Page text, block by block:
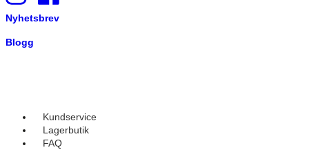
Nyhetsbrev
Blogg
Kundservice
Lagerbutik
FAQ